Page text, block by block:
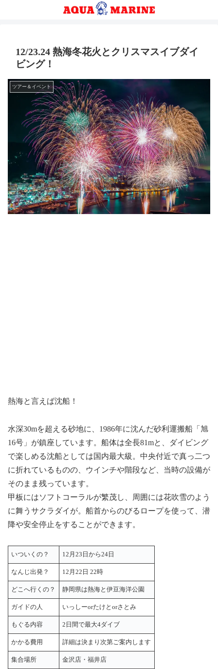
12/23.24 熱海冬花火とクリスマスイブダイ
ビング！
ツアー＆イベント
熱海と言えば沈船！
水深30mを超える砂地に、1986年に沈んだ砂利運搬船「旭
16号」が鎮座しています。船体は全長81mと、ダイビング
で楽しめる沈船としては国内最大級。中央付近で真っ二つ
に折れているものの、ウインチや階段など、当時の設備が
そのまま残っています。
甲板にはソフトコーラルが繁茂し、周囲には花吹雪のよう
に舞うサクラダイが。船首からのびるロープを使って、潜
降や安全停止をすることができます。
いついくの？ 12月23日から24日
なんじ出発？ 12月22日 22時
どこへ行くの？ 静岡県は熱海と伊豆海洋公園
ガイドの人 いっしーorたけとorさとみ
もぐる内容 2日間で最大4ダイブ
かかる費用 詳細は決まり次第ご案内します
集合場所 金沢店・福井店